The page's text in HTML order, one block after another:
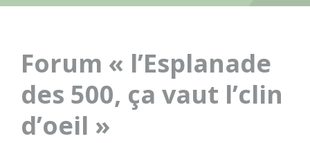
Forum « l’Esplanade
des 500, ça vaut l’clin
d’oeil »